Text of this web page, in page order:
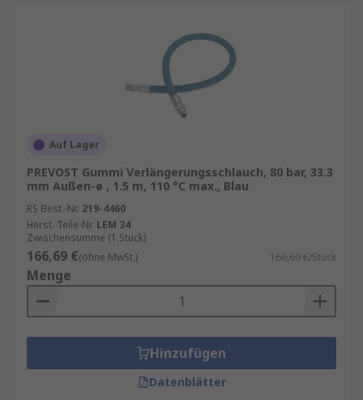
Auf Lager
PREVOST Gummi Verlängerungsschlauch, 80 bar, 33.3
mm Außen-ø , 1.5 m, 110 °C max., Blau
RS Best.-Nr. 219-4460
Herst. Teile-Nr. LEM 34
Zwischensumme (1 Stück)
166,69 €(ohne MwSt.) 166,69 €/Stück
Menge
Hinzufügen
Datenblätter